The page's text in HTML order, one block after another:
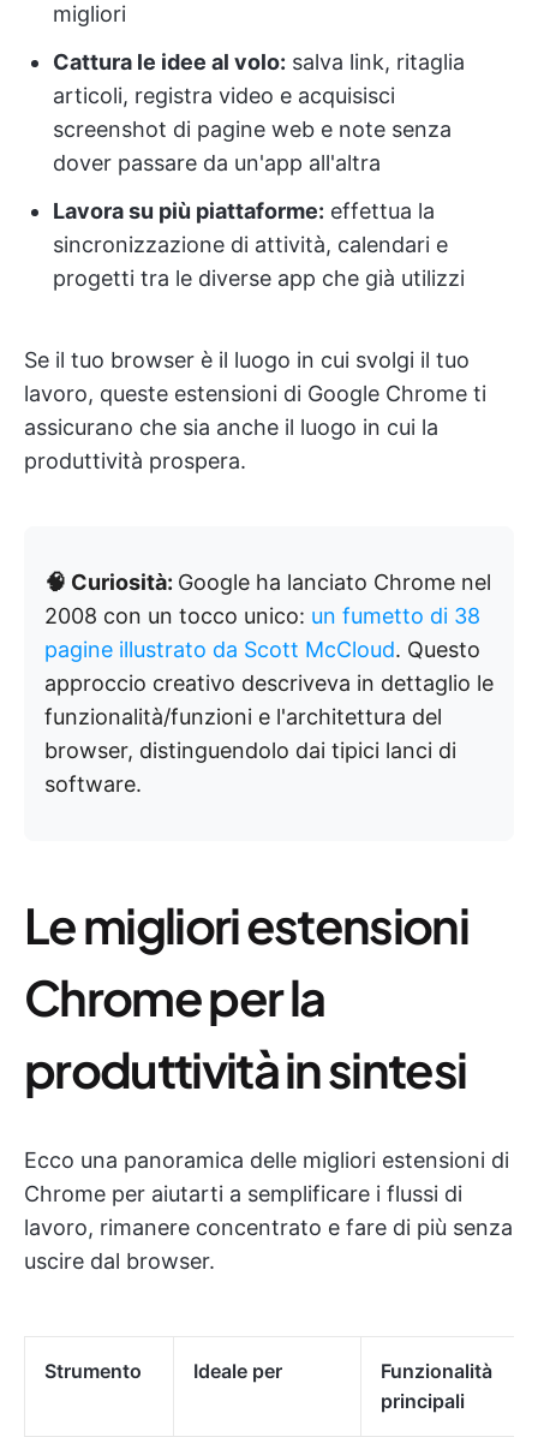
migliori
Cattura le idee al volo: salva link, ritaglia
articoli, registra video e acquisisci
screenshot di pagine web e note senza
dover passare da un'app all'altra
Lavora su più piattaforme: effettua la
sincronizzazione di attività, calendari e
progetti tra le diverse app che già utilizzi
Se il tuo browser è il luogo in cui svolgi il tuo
lavoro, queste estensioni di Google Chrome ti
assicurano che sia anche il luogo in cui la
produttività prospera.
🧠 Curiosità: Google ha lanciato Chrome nel
2008 con un tocco unico: un fumetto di 38
pagine illustrato da Scott McCloud. Questo
approccio creativo descriveva in dettaglio le
funzionalità/funzioni e l'architettura del
browser, distinguendolo dai tipici lanci di
software.
Le migliori estensioni
Chrome per la
produttività in sintesi
Ecco una panoramica delle migliori estensioni di
Chrome per aiutarti a semplificare i flussi di
lavoro, rimanere concentrato e fare di più senza
uscire dal browser.
Strumento Ideale per
Funzionalità
principali